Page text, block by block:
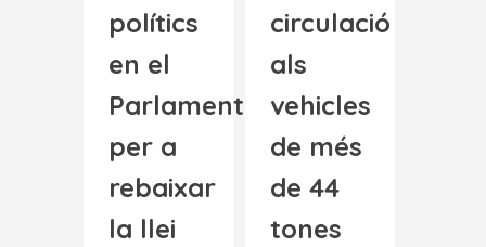
polítics
en el
Parlament
per a
rebaixar
la llei
circulació
als
vehicles
de més
de 44
tones